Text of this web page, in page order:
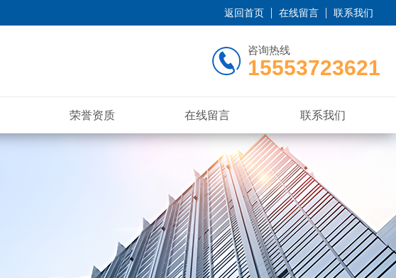
返回首页 在线留言 联系我们
咨询热线
15553723621
荣誉资质 在线留言 联系我们